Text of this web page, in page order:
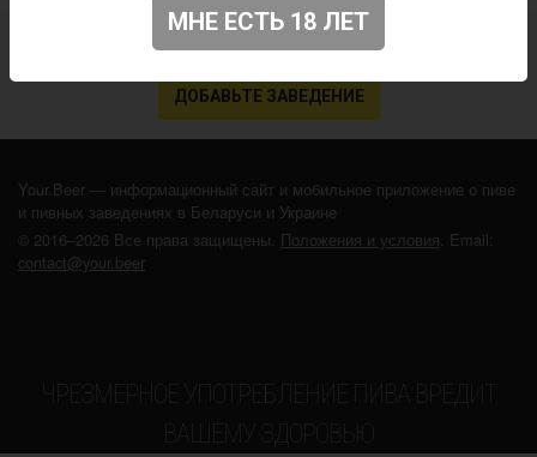
Не нашли ваш бар или магазин в каталоге?
ДОБАВЬТЕ ЗАВЕДЕНИЕ
Your.Beer — информационный сайт и мобильное приложение о пиве
и пивных заведениях в Беларуси и Украине
© 2016–2026 Все права защищены. Положения и условия. Email:
contact@your.beer
ЧРЕЗМЕРНОЕ УПОТРЕБЛЕНИЕ ПИВА ВРЕДИТ
ВАШЕМУ ЗДОРОВЬЮ
МНЕ ЕСТЬ 18 ЛЕТ